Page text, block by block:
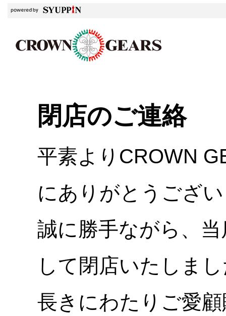
閉店のご連絡
平素よりCROWN
にありがとうござ
誠に勝手ながら、
して閉店いたしま
長きにわたりご愛